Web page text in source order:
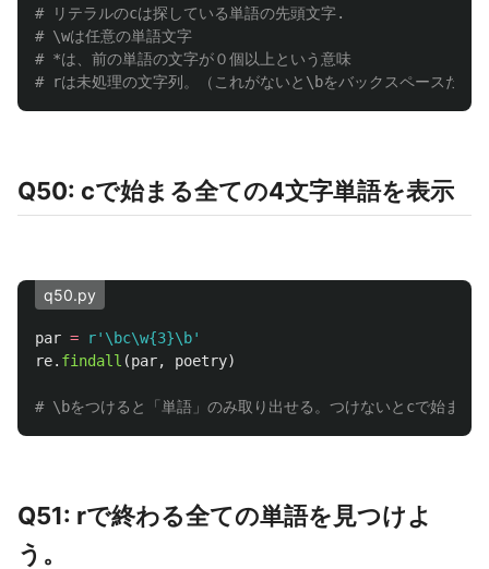
# リテラルのcは探している単語の先頭文字.
# \wは任意の単語文字
# *は、前の単語の文字が０個以上という意味
Q50: cで始まる全ての4文字単語を表示
q50.py
par = r' \bc\w{3}\b'
re. findall (par, poetry)
Q51: rで終わる全ての単語を見つけよ
う。